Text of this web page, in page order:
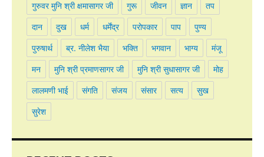
गुरुवर मुनि श्री क्षमासागर जी गुरू जीवन ज्ञान तप
दान दुख धर्म धर्मेंद्र परोपकार पाप पुण्य
पुरुषार्थ ब्र. नीलेश भैया भक्ति भगवान भाग्य मंजू
मन मुनि श्री प्रमाणसागर जी मुनि श्री सुधासागर जी मोह
लालमणी भाई संगति संजय संसार सत्य सुख
सुरेश